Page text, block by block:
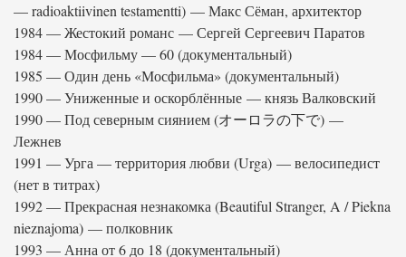
— radioaktiivinen testamentti) — Макс Сёман, архитектор
1984 — Жестокий романс — Сергей Сергеевич Паратов
1984 — Мосфильму — 60 (документальный)
1985 — Один день «Мосфильма» (документальный)
1990 — Униженные и оскорблённые — князь Валковский
1990 — Под северным сиянием (オーロラの下で) —
Лежнев
1991 — Урга — территория любви (Urga) — велосипедист
(нет в титрах)
1992 — Прекрасная незнакомка (Beautiful Stranger, A / Piekna
nieznajoma) — полковник
1993 — Анна от 6 до 18 (документальный)